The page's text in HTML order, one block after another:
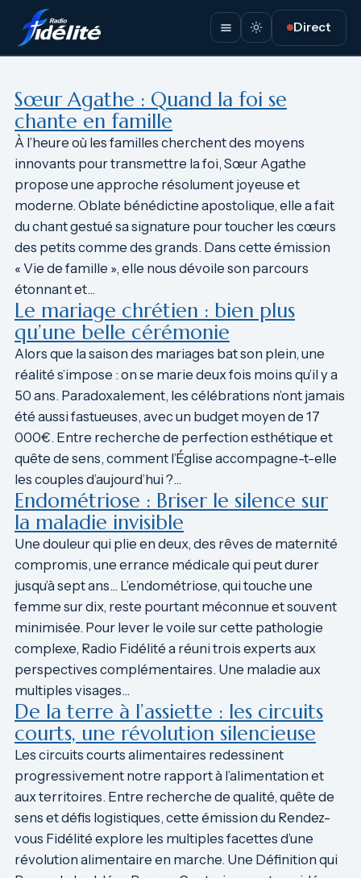
contenu
Direct
Sœur Agathe : Quand la foi se
chante en famille
À l’heure où les familles cherchent des moyens
innovants pour transmettre la foi, Sœur Agathe
propose une approche résolument joyeuse et
moderne. Oblate bénédictine apostolique, elle a fait
du chant gestué sa signature pour toucher les cœurs
des petits comme des grands. Dans cette émission
« Vie de famille », elle nous dévoile son parcours
étonnant et…
Le mariage chrétien : bien plus
qu’une belle cérémonie
Alors que la saison des mariages bat son plein, une
réalité s’impose : on se marie deux fois moins qu’il y a
50 ans. Paradoxalement, les célébrations n’ont jamais
été aussi fastueuses, avec un budget moyen de 17
000€. Entre recherche de perfection esthétique et
quête de sens, comment l’Église accompagne-t-elle
les couples d’aujourd’hui ?…
Endométriose : Briser le silence sur
la maladie invisible
Une douleur qui plie en deux, des rêves de maternité
compromis, une errance médicale qui peut durer
jusqu’à sept ans… L’endométriose, qui touche une
femme sur dix, reste pourtant méconnue et souvent
minimisée. Pour lever le voile sur cette pathologie
complexe, Radio Fidélité a réuni trois experts aux
perspectives complémentaires. Une maladie aux
multiples visages…
De la terre à l’assiette : les circuits
courts, une révolution silencieuse
Les circuits courts alimentaires redessinent
progressivement notre rapport à l’alimentation et
aux territoires. Entre recherche de qualité, quête de
sens et défis logistiques, cette émission du Rendez-
vous Fidélité explore les multiples facettes d’une
révolution alimentaire en marche. Une Définition qui